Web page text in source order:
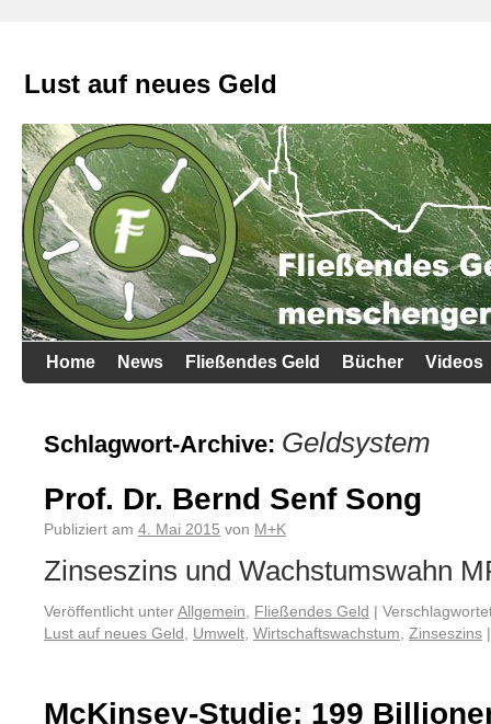
Lust auf neues Geld
Home News Fließendes Geld Bücher Videos
Schlagwort-Archive: Geldsystem
Prof. Dr. Bernd Senf Song
Publiziert am 4. Mai 2015 von M+K
Zinseszins und Wachstumswahn
Veröffentlicht unterAllgemein Fließendes Geld |
Lust auf neues Geld
Umwelt Wirtschaftswachstum Zinseszins |
McKinsey-Studie: 199